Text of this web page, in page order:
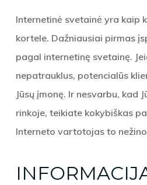
Internetinė svetainė yra kaip
kortele. Dažniausiai pirmas
pagal internetinę svetainę.
nepatrauklus, potencialūs
Jūsų įmonę. Ir nesvarbu, kad
rinkoje, teikiate kokybiškas
Interneto vartotojas to